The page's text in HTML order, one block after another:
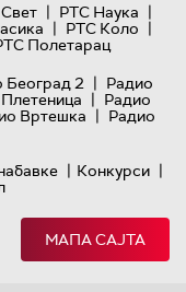
| РТС Наука |
| РТС Коло |
Полетарац
Београд 2 | Радио
| Радио
Вртешка | Радио
| Конкурси |
МАПА САЈТА